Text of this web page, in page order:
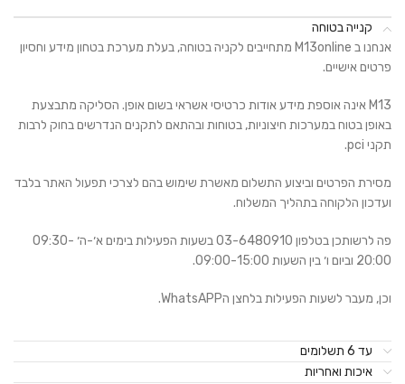
קנייה בטוחה
אנחנו ב M13online מתחייבים לקניה בטוחה, בעלת מערכת בטחון מידע וחסיון
פרטים אישיים.
M13 אינה אוספת מידע אודות כרטיסי אשראי בשום אופן. הסליקה מתבצעת
באופן בטוח במערכות חיצוניות, בטוחות ובהתאם לתקנים הנדרשים בחוק לרבות
תקני pci.
מסירת הפרטים וביצוע התשלום מאשרת שימוש בהם לצרכי תפעול האתר בלבד
ועדכון הלקוחה בתהליך המשלוח.
פה לרשותכן בטלפון 03-6480910 בשעות הפעילות בימים א׳-ה׳ 09:30-
20:00 וביום ו׳ בין השעות 09:00-15:00.
וכן, מעבר לשעות הפעילות בלחצן הWhatsAPP.
עד 6 תשלומים
איכות ואחריות